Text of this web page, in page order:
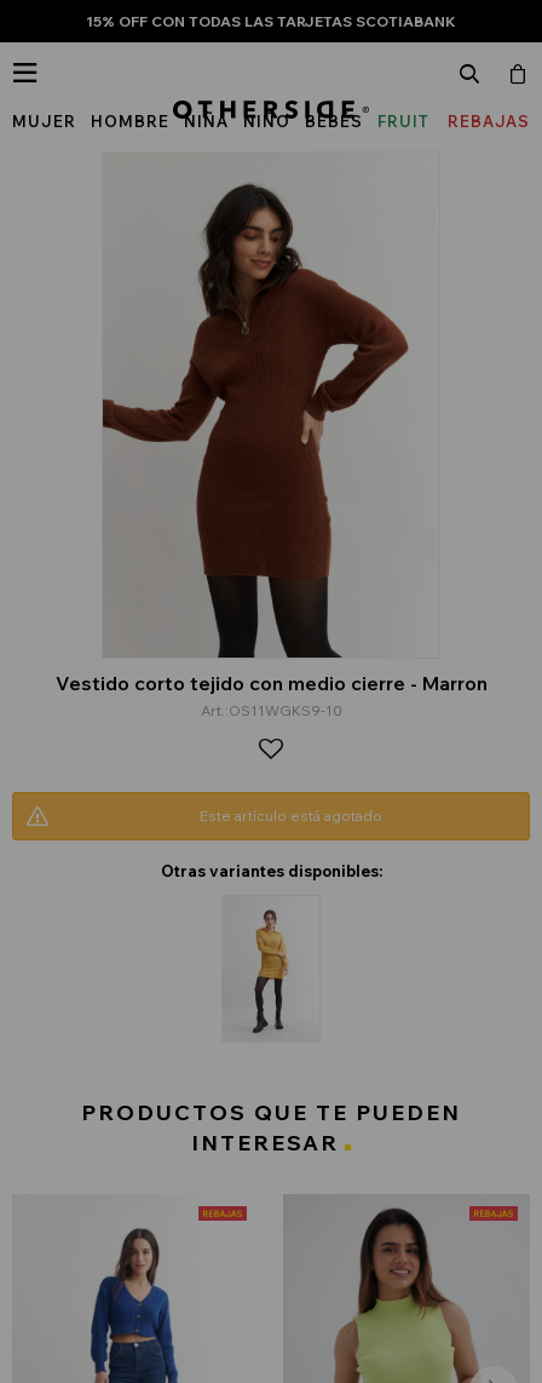
15% OFF CON TODAS LAS TARJETAS SCOTIABANK
MUJER HOMBRE NIÑA NIÑO BEBÉS
FRUIT
REBAJAS

Vestido corto tejido con medio cierre - Marron
OS11WGKS9-10
Este artículo está agotado.
Otras variantes disponibles:
PRODUCTOS QUE TE PUEDEN
INTERESAR